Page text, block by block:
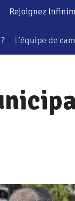
Rejoignez
L’équipe de